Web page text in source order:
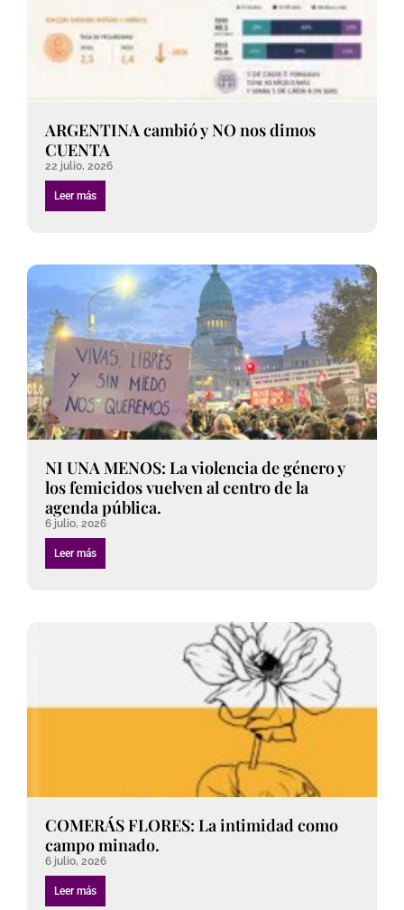
ARGENTINA cambió y NO nos dimos
CUENTA
22 julio, 2026
Leer más
NI UNA MENOS: La violencia de género y
los femicidos vuelven al centro de la
agenda pública.
6 julio, 2026
Leer más
COMERÁS FLORES: La intimidad como
campo minado.
6 julio, 2026
Leer más